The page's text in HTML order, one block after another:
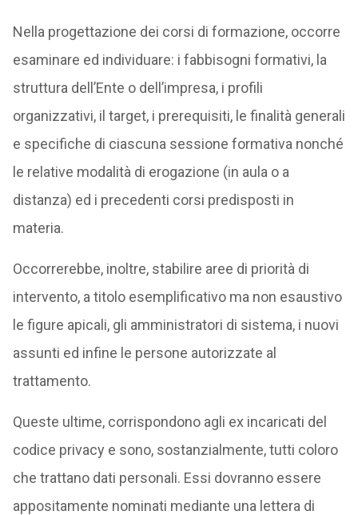
Nella progettazione dei corsi di formazione, occorre
esaminare ed individuare: i fabbisogni formativi, la
struttura dell’Ente o dell’impresa, i profili
organizzativi, il target, i prerequisiti, le finalità generali
e specifiche di ciascuna sessione formativa nonché
le relative modalità di erogazione (in aula o a
distanza) ed i precedenti corsi predisposti in
materia.
Occorrerebbe, inoltre, stabilire aree di priorità di
intervento, a titolo esemplificativo ma non esaustivo
le figure apicali, gli amministratori di sistema, i nuovi
assunti ed infine le persone autorizzate al
trattamento.
Queste ultime, corrispondono agli ex incaricati del
codice privacy e sono, sostanzialmente, tutti coloro
che trattano dati personali. Essi dovranno essere
appositamente nominati mediante una lettera di